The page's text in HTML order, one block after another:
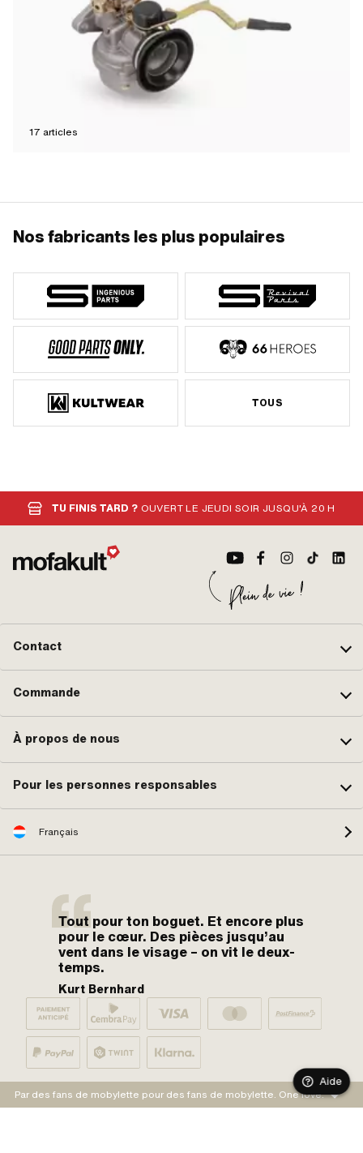
17 articles
Nos fabricants les plus populaires
TOUS
TU FINIS TARD ? OUVERT LE JEUDI SOIR JUSQU'À 20 H
Contact
Commande
À propos de nous
Pour les personnes responsables
Français
Tout pour ton boguet. Et encore plus
pour le cœur. Des pièces jusqu’au
vent dans le visage – on vit le deux-
temps.
Kurt Bernhard
Par des fans de mobylette pour des fans de mobylette. One love.
Aide